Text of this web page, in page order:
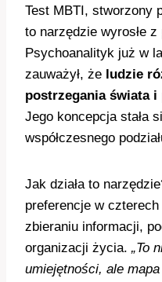
Test MBTI, stworzony
to narzędzie wyrosłe
Psychoanalityk już w
zauważył, że ludzie
postrzegania świata
Jego koncepcja stała
współczesnego
Jak działa to
preferencje w
zbieraniu informacji,
organizacji życia. „To
umiejętności, ale